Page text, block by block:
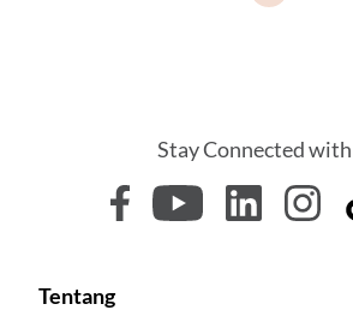
Stay Connected
Tentang